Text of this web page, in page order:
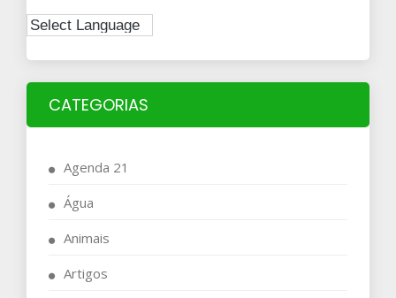
CATEGORIAS
Agenda 21
Água
Animais
Artigos